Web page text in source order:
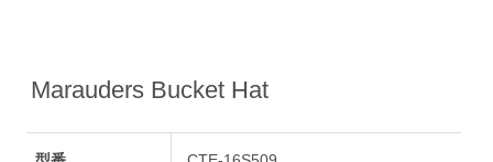
Marauders Bucket Hat